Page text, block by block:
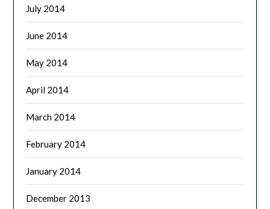
July 2014
June 2014
May 2014
April 2014
March 2014
February 2014
January 2014
December 2013